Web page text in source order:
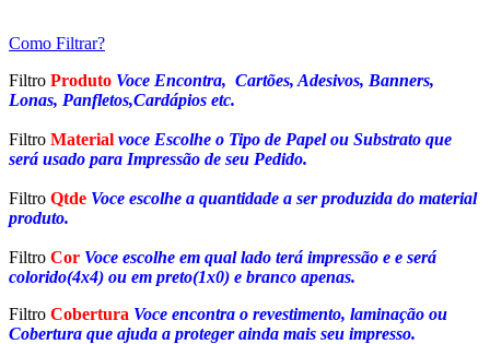
Como Filtrar?
Filtro Produto Voce Encontra, Cartões, Adesivos, Banners,
Lonas, Panfletos,Cardápios etc.
Filtro Material voce Escolhe o Tipo de Papel ou Substrato que
será usado para Impressão de seu Pedido.
Filtro Qtde Voce escolhe a quantidade a ser produzida do material
produto.
Filtro Cor Voce escolhe em qual lado terá impressão e e será
colorido(4x4) ou em preto(1x0) e branco apenas.
Filtro Cobertura Voce encontra o revestimento, laminação ou
Cobertura que ajuda a proteger ainda mais seu impresso.